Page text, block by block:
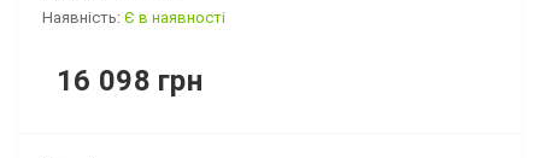
Наявність: Є в наявності
16 098 грн